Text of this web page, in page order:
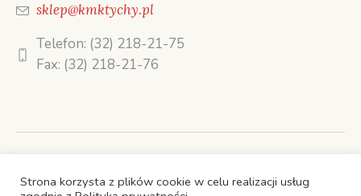
sklep@kmktychy.pl
Telefon: (32) 218-21-75
Fax: (32) 218-21-76
STRONA GŁÓWNA
Strona korzysta z plików cookie w celu realizacji usług